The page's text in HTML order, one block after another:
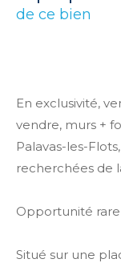
de ce bien
En exclusivité,
vendre, murs +
Palavas-les-
recherchées de
Opportunité
Situé sur une